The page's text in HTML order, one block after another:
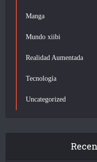
Manga
Mundo xiibi
Realidad Aumentada
Tecnología
Uncategorized